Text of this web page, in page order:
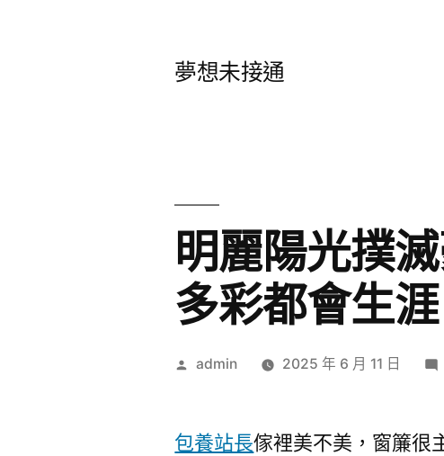
夢想未接通
明麗陽光撲
多彩都會生涯
作
admin 2025 年 6 月 11 日
包養站長傢裡美不美，窗簾很